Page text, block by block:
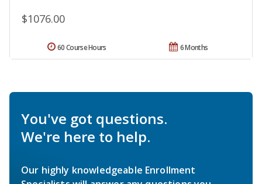
$1076.00
6 Months
60 Course Hours
You've got questions.
We're here to help.
Our highly knowledgeable Enrollment